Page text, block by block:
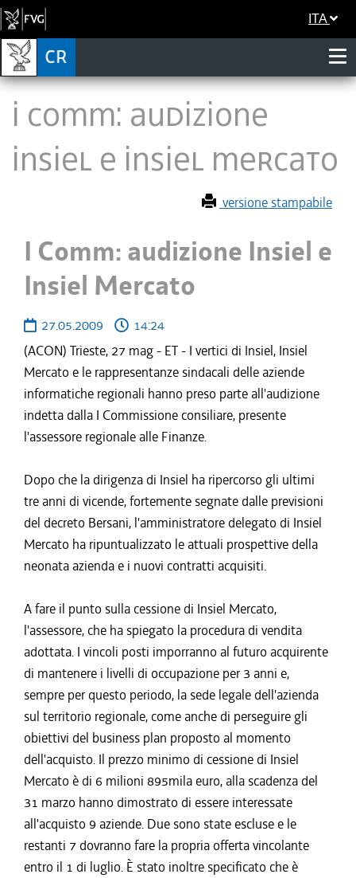
ITA
I Comm: audizione
Insiel e Insiel Mercato
versione stampabile
I Comm: audizione Insiel e
Insiel Mercato
27.05.2009
14:24
(ACON) Trieste, 27 mag - ET - I vertici di Insiel, Insiel
Mercato e le rappresentanze sindacali delle aziende
informatiche regionali hanno preso parte all'audizione
indetta dalla I Commissione consiliare, presente
l'assessore regionale alle Finanze.
Dopo che la dirigenza di Insiel ha ripercorso gli ultimi
tre anni di vicende, fortemente segnate dalle previsioni
del decreto Bersani, l'amministratore delegato di Insiel
Mercato ha ripuntualizzato le attuali prospettive della
neonata azienda e i nuovi contratti acquisiti.
A fare il punto sulla cessione di Insiel Mercato,
l'assessore, che ha spiegato la procedura di vendita
adottata. I vincoli posti imporranno al futuro acquirente
di mantenere i livelli di occupazione per 3 anni e,
sempre per questo periodo, la sede legale dell'azienda
sul territorio regionale, come anche di perseguire gli
obiettivi del business plan proposto al momento
dell'acquisto. Il prezzo minimo di cessione di Insiel
Mercato è di 6 milioni 895mila euro, alla scadenza del
31 marzo hanno dimostrato di essere interessate
all'acquisto 9 aziende. Due sono state escluse e le
restanti 7 dovranno fare la propria offerta vincolante
entro il 1 di luglio. È stato inoltre specificato che è